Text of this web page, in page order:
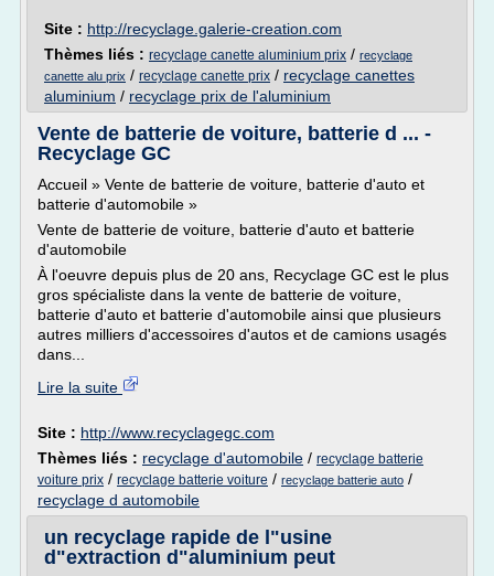
Site : http://recyclage.galerie-creation.com
Thèmes liés : recyclage canette aluminium prix / recyclage
canette alu prix / recyclage canette prix / recyclage canettes
aluminium / recyclage prix de l'aluminium
Vente de batterie de voiture, batterie d ... -
Recyclage GC
Accueil » Vente de batterie de voiture, batterie d'auto et
batterie d'automobile »
Vente de batterie de voiture, batterie d'auto et batterie
d'automobile
À l'oeuvre depuis plus de 20 ans, Recyclage GC est le plus
gros spécialiste dans la vente de batterie de voiture,
batterie d'auto et batterie d'automobile ainsi que plusieurs
autres milliers d'accessoires d'autos et de camions usagés
dans...
Lire la suite
Site : http://www.recyclagegc.com
Thèmes liés : recyclage d'automobile / recyclage batterie
voiture prix / recyclage batterie voiture / recyclage batterie auto /
recyclage d automobile
un recyclage rapide de l"usine
d"extraction d"aluminium peut